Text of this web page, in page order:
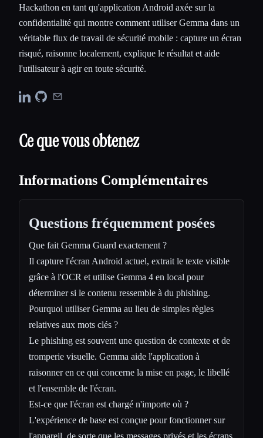
Hackathon en tant qu'application Android axée sur la
confidentialité qui montre comment utiliser Gemma dans un
véritable flux de travail de sécurité mobile : capture un écran
risqué, raisonne localement, explique le résultat et aide
l'utilisateur à agir en toute sécurité.
Ce que vous obtenez
Informations Complémentaires
Questions fréquemment posées
Que fait Gemma Guard exactement ?
Il capture l'écran Android actuel, extrait le texte visible
grâce à l'OCR et utilise Gemma 4 en local pour
déterminer si le contenu ressemble à du phishing.
Pourquoi utiliser Gemma au lieu de simples règles
relatives aux mots clés ?
Le phishing est souvent une question de contexte et de
tromperie visuelle. Gemma aide l'application à
raisonner en ce qui concerne la mise en page, le libellé
et l'ensemble de l'écran.
Est-ce que l'écran est chargé n'importe où ?
L'expérience de base est conçue pour fonctionner sur
l'appareil, de sorte que les messages privés et les écrans